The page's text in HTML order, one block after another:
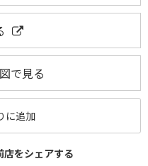
で見る
に追加
店をシェアする